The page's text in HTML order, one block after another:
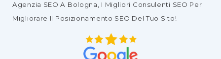
Agenzia SEO A Bologna, I Migliori Consulenti SEO Per
Migliorare Il Posizionamento SEO Del Tuo Sito!